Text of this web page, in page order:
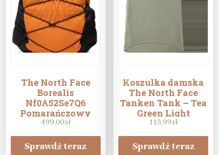
The North Face
Borealis
Nf0A52Se7Q6
Pomarańczowy
499,00zł
Sprawdź teraz
Koszulka damska
The North Face
Tanken Tank – Tea
Green Light
Heather
113,99zł
Sprawdź teraz